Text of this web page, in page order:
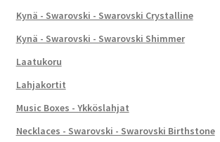
Kynä - Swarovski - Swarovski Crystalline
Kynä - Swarovski - Swarovski Shimmer
Laatukoru
Lahjakortit
Music Boxes - Ykköslahjat
Necklaces - Swarovski - Swarovski Birthstone